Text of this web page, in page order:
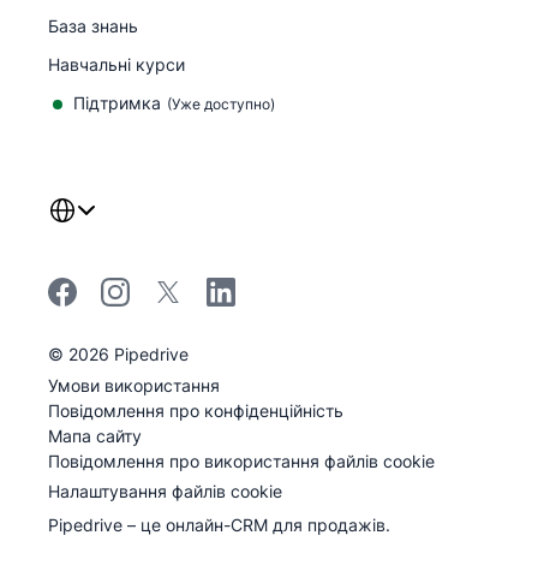
База знань
Навчальні курси
Підтримка (Уже доступно)
© 2026 Pipedrive
Pipedrive
Умови використання
Pipedrive
Повідомлення про конфіденційність
Мапа сайту
Повідомлення про використання файлів cookie
Налаштування файлів cookie
Pipedrive – це онлайн-CRM для продажів.